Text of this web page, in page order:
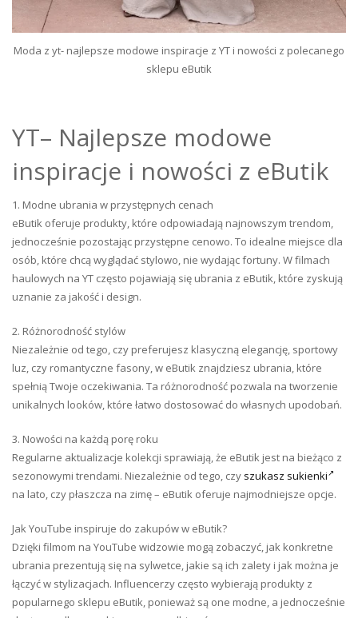
Moda z yt- najlepsze modowe inspiracje z YT i nowości z polecanego
sklepu eButik
YT– Najlepsze modowe
inspiracje i nowości z eButik
1. Modne ubrania w przystępnych cenach
eButik oferuje produkty, które odpowiadają najnowszym trendom,
jednocześnie pozostając przystępne cenowo. To idealne miejsce dla
osób, które chcą wyglądać stylowo, nie wydając fortuny. W filmach
haulowych na YT często pojawiają się ubrania z eButik, które zyskują
uznanie za jakość i design.
2. Różnorodność stylów
Niezależnie od tego, czy preferujesz klasyczną elegancję, sportowy
luz, czy romantyczne fasony, w eButik znajdziesz ubrania, które
spełnią Twoje oczekiwania. Ta różnorodność pozwala na tworzenie
unikalnych looków, które łatwo dostosować do własnych upodobań.
3. Nowości na każdą porę roku
Regularne aktualizacje kolekcji sprawiają, że eButik jest na bieżąco z
sezonowymi trendami. Niezależnie od tego, czy szukasz sukienki
na lato, czy płaszcza na zimę – eButik oferuje najmodniejsze opcje.
Jak YouTube inspiruje do zakupów w eButik?
Dzięki filmom na YouTube widzowie mogą zobaczyć, jak konkretne
ubrania prezentują się na sylwetce, jakie są ich zalety i jak można je
łączyć w stylizacjach. Influencerzy często wybierają produkty z
popularnego sklepu eButik, ponieważ są one modne, a jednocześnie